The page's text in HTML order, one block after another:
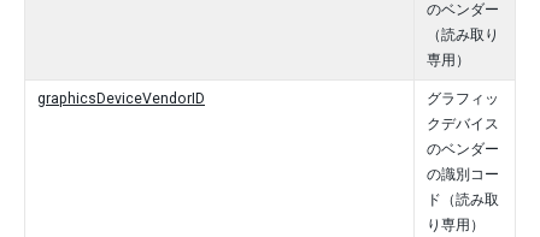
のベンダー
（読み取り
専用）
graphicsDeviceVendorID
グラフィッ
クデバイス
のベンダー
の識別コー
ド（読み取
り専用）